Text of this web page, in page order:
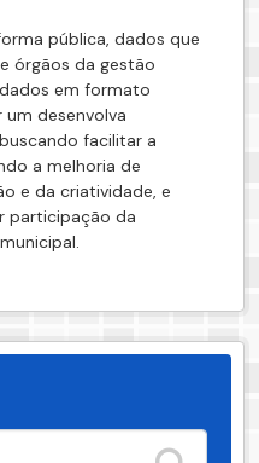
pública, dados que
órgãos da gestão
em formato
desenvolva
facilitar a
a melhoria de
e da criatividade, e
participação da